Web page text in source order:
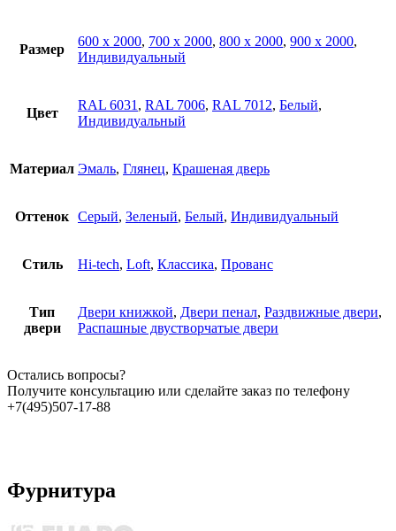
Размер
600 x 2000, 700 x 2000, 800 x 2000, 900 x 2000,
Индивидуальный
Цвет
RAL 6031, RAL 7006, RAL 7012, Белый,
Индивидуальный
Материал Эмаль, Глянец, Крашеная дверь
Оттенок Серый, Зеленый, Белый, Индивидуальный
Стиль Hi-tech, Loft, Классика, Прованс
Тип
двери
Двери книжкой, Двери пенал, Раздвижные двери,
Распашные двустворчатые двери
Остались вопросы?
Получите консультацию или сделайте заказ по телефону
+7(495)507-17-88
Фурнитура